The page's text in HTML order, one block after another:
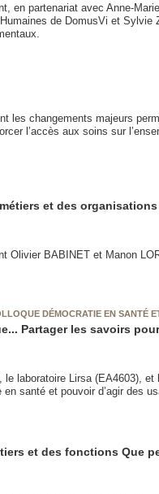
en partenariat avec Anne-
de DomusVi et Sylvie
les changements majeurs
l’accès aux soins sur
et des
Olivier BABINET et Manon
DÉMOCRATIE EN SANTÉ
Partager les savoirs
laboratoire Lirsa (EA4603),
santé et pouvoir d’agir des
et des fonctions Que